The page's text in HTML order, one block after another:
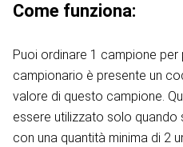
Come funziona:
Puoi ordinare 1 campione
campionario è presente un
valore di questo campione.
essere utilizzato solo
con una quantità minima di 2